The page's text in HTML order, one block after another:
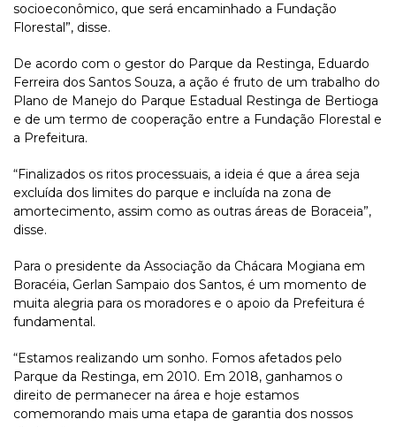
socioeconômico, que será encaminhado a Fundação
Florestal”, disse.
De acordo com o gestor do Parque da Restinga, Eduardo
Ferreira dos Santos Souza, a ação é fruto de um trabalho do
Plano de Manejo do Parque Estadual Restinga de Bertioga
e de um termo de cooperação entre a Fundação Florestal e
a Prefeitura.
“Finalizados os ritos processuais, a ideia é que a área seja
excluída dos limites do parque e incluída na zona de
amortecimento, assim como as outras áreas de Boraceia”,
disse.
Para o presidente da Associação da Chácara Mogiana em
Boracéia, Gerlan Sampaio dos Santos, é um momento de
muita alegria para os moradores e o apoio da Prefeitura é
fundamental.
“Estamos realizando um sonho. Fomos afetados pelo
Parque da Restinga, em 2010. Em 2018, ganhamos o
direito de permanecer na área e hoje estamos
comemorando mais uma etapa de garantia dos nossos